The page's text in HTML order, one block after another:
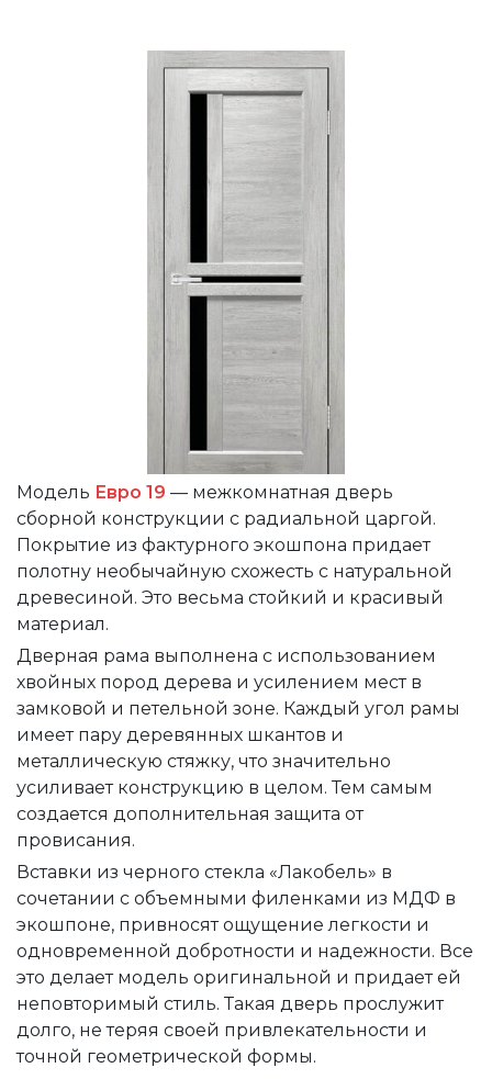
Модель Евро 19 — межкомнатная дверь
сборной конструкции с радиальной царгой.
Покрытие из фактурного экошпона придает
полотну необычайную схожесть с натуральной
древесиной. Это весьма стойкий и красивый
материал.
Дверная рама выполнена с использованием
хвойных пород дерева и усилением мест в
замковой и петельной зоне. Каждый угол рамы
имеет пару деревянных шкантов и
металлическую стяжку, что значительно
усиливает конструкцию в целом. Тем самым
создается дополнительная защита от
провисания.
Вставки из черного стекла «Лакобель» в
сочетании с объемными филенками из МДФ в
экошпоне, привносят ощущение легкости и
одновременной добротности и надежности. Все
это делает модель оригинальной и придает ей
неповторимый стиль. Такая дверь прослужит
долго, не теряя своей привлекательности и
точной геометрической формы.